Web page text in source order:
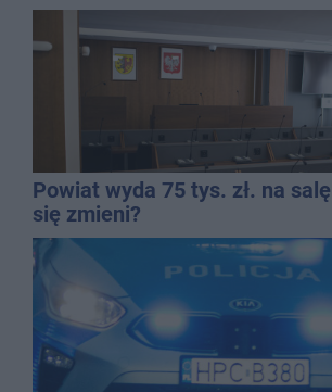
Powiat wyda 75 tys. zł. na
się zmieni?